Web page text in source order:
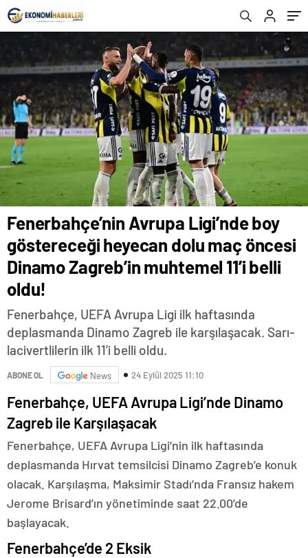
Fenerbahçe’nin Avrupa Ligi’nde boy
göstereceği heyecan dolu maç öncesi
Dinamo Zagreb’in muhtemel 11’i belli
oldu!
Fenerbahçe, UEFA Avrupa Ligi ilk haftasında
deplasmanda Dinamo Zagreb ile karşılaşacak. Sarı-
lacivertlilerin ilk 11’i belli oldu.
ABONE OL News 24 Eylül 2025 11:10
Fenerbahçe, UEFA Avrupa Ligi’nde Dinamo
Zagreb ile Karşılaşacak
Fenerbahçe, UEFA Avrupa Ligi’nin ilk haftasında
deplasmanda Hırvat temsilcisi Dinamo Zagreb’e konuk
olacak. Karşılaşma, Maksimir Stadı’nda Fransız hakem
Jerome Brisard’ın yönetiminde saat 22.00’de
başlayacak.
Fenerbahçe’de 2 Eksik